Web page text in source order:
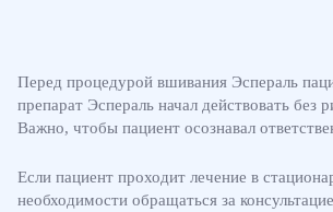
Перед процедурой вшивания Эспераль
препарат Эспераль начал действовать
Важно, чтобы пациент осознавал
Если пациент проходит лечение в
необходимости обращаться за